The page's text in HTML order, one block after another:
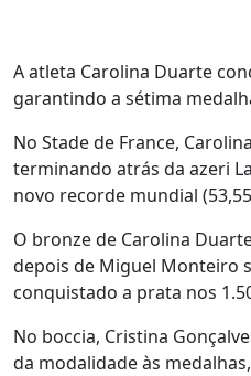
A atleta Carolina Duarte
garantindo a sétima
No Stade de France,
terminando atrás da azeri
novo recorde mundial
O bronze de Carolina
depois de Miguel Monteiro
conquistado a prata nos
No boccia, Cristina
da modalidade às